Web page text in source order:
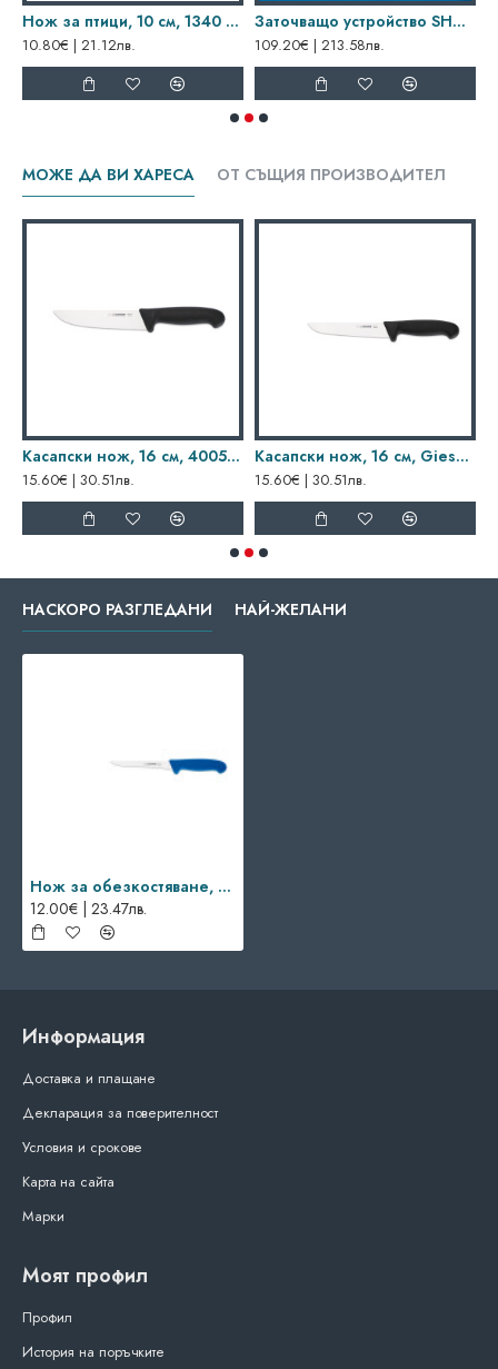
Нож за птици, 10 см, 1340 10, Dick
10.80€ | 21.12лв.
Заточващо устройство SHARP’EASY
109.20€ | 213.58лв.
МОЖЕ ДА ВИ ХАРЕСА ОТ СЪЩИЯ ПРОИЗВОДИТЕЛ
Касапски нож, 16 см, 4005 16, Giesser
15.60€ | 30.51лв.
Касапски нож, 16 см, Giesser
15.60€ | 30.51лв.
НАСКОРО РАЗГЛЕДАНИ НАЙ-ЖЕЛАНИ
Нож за обезкостяване, 16 см, Giesser, 3105 16, синя дръжка
12.00€ | 23.47лв.
Информация
Доставка и плащане
Декларация за поверителност
Условия и срокове
Карта на сайта
Марки
Моят профил
Профил
История на поръчките